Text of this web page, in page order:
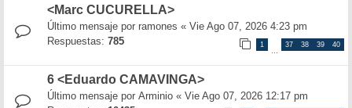
<Marc CUCURELLA>
Último mensaje por ramones « Vie Ago 07, 2026 4:23 pm
Respuestas: 785 1
…
37 38 39 40
6 <Eduardo CAMAVINGA>
Último mensaje por Arminio « Vie Ago 07, 2026 12:17 pm